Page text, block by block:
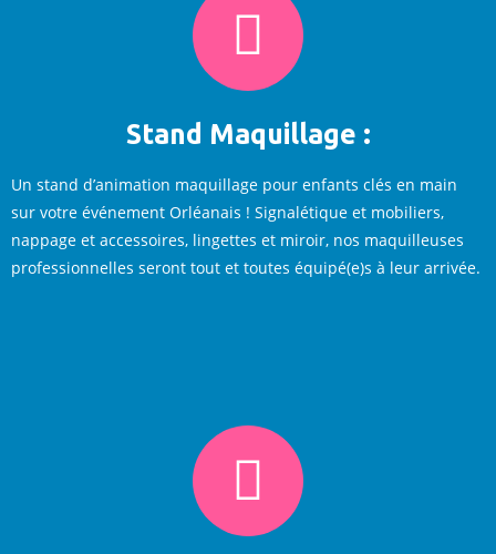
Stand Maquillage :
Un stand d’animation maquillage pour enfants clés en main
sur votre événement Orléanais ! Signalétique et mobiliers,
nappage et accessoires, lingettes et miroir, nos maquilleuses
professionnelles seront tout et toutes équipé(e)s à leur arrivée.